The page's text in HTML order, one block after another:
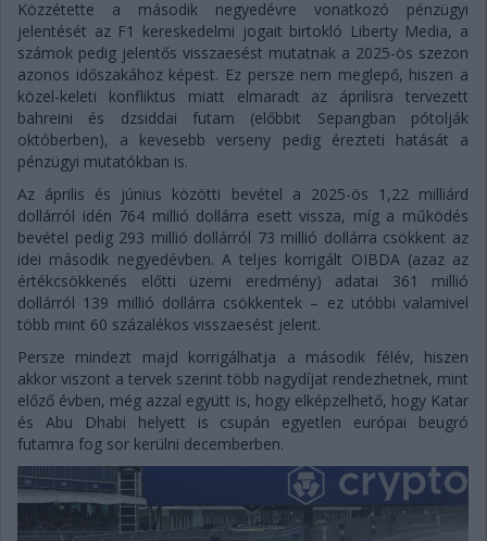
Közzétette a második negyedévre vonatkozó pénzügyi
jelentését az F1 kereskedelmi jogait birtokló Liberty Media, a
számok pedig jelentős visszaesést mutatnak a 2025-ös szezon
azonos időszakához képest. Ez persze nem meglepő, hiszen a
közel-keleti konfliktus miatt elmaradt az áprilisra tervezett
bahreini és dzsiddai futam (előbbit Sepangban pótolják
októberben), a kevesebb verseny pedig érezteti hatását a
pénzügyi mutatókban is.
Az április és június közötti bevétel a 2025-ös 1,22 milliárd
dollárról idén 764 millió dollárra esett vissza, míg a működés
bevétel pedig 293 millió dollárról 73 millió dollárra csökkent az
idei második negyedévben. A teljes korrigált OIBDA (azaz az
értékcsökkenés előtti üzemi eredmény) adatai 361 millió
dollárról 139 millió dollárra csökkentek – ez utóbbi valamivel
több mint 60 százalékos visszaesést jelent.
Persze mindezt majd korrigálhatja a második félév, hiszen
akkor viszont a tervek szerint több nagydíjat rendezhetnek, mint
előző évben, még azzal együtt is, hogy elképzelhető, hogy Katar
és Abu Dhabi helyett is csupán egyetlen európai beugró
futamra fog sor kerülni decemberben.